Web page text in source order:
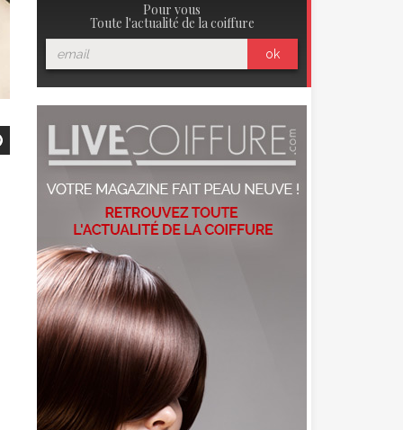
Pour vous
Toute l'actualité de la coiffure
ok